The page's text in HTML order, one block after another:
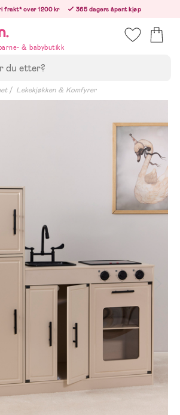
frakt* over 1200 kr
365 dagers åpent kjøp
& babybutikk
Lekekjøkken & Komfyrer